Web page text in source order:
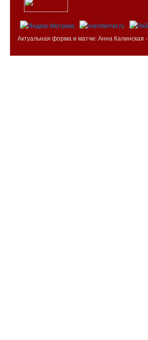
Актуальная форма и матчи: Анна Калинская -